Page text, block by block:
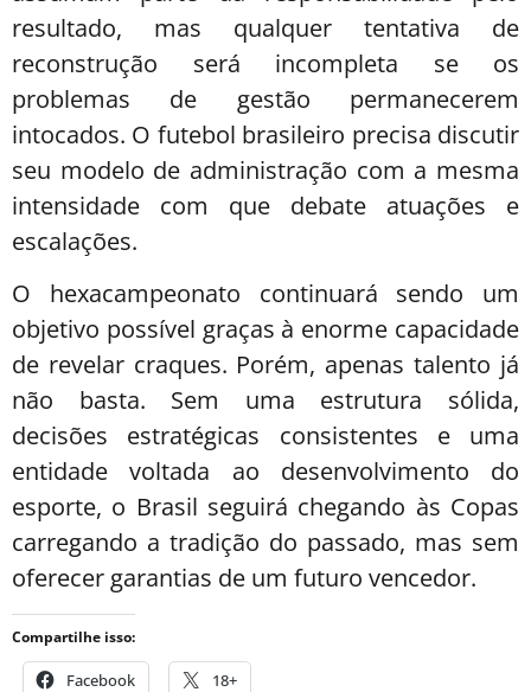
resultado, mas qualquer tentativa de
reconstrução será incompleta se os
problemas de gestão permanecerem
intocados. O futebol brasileiro precisa discutir
seu modelo de administração com a mesma
intensidade com que debate atuações e
escalações.
O hexacampeonato continuará sendo um
objetivo possível graças à enorme capacidade
de revelar craques. Porém, apenas talento já
não basta. Sem uma estrutura sólida,
decisões estratégicas consistentes e uma
entidade voltada ao desenvolvimento do
esporte, o Brasil seguirá chegando às Copas
carregando a tradição do passado, mas sem
oferecer garantias de um futuro vencedor.
Compartilhe isso:
Facebook 18+